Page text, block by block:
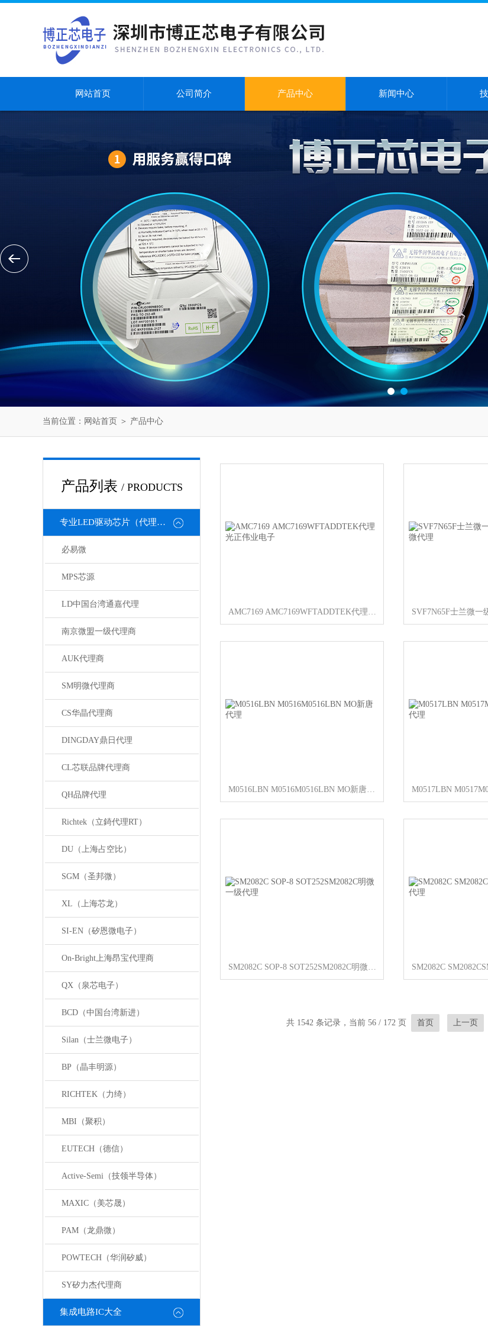
网站首页 公司简介 产品中心 新闻中心
当前位置： 网站首页 ＞ 产品中心
产品列表 / PRODUCTS
专业LED驱动芯片（代理或直销）
必易微
MPS芯源
LD中国台湾通嘉代理
南京微盟一级代理商
AUK代理商
SM明微代理商
CS华晶代理商
DINGDAY鼎日代理
CL芯联品牌代理商
QH品牌代理
Richtek（立錡代理RT）
DU（上海占空比）
SGM（圣邦微）
XL（上海芯龙）
SI-EN（矽恩微电子）
On-Bright上海昂宝代理商
QX（泉芯电子）
BCD（中国台湾新进）
Silan（士兰微电子）
BP（晶丰明源）
RICHTEK（力绮）
MBI（聚积）
EUTECH（德信）
Active-Semi（技领半导体）
MAXIC（美芯晟）
PAM（龙鼎微）
POWTECH（华润矽威）
SY矽力杰代理商
集成电路IC大全
AMC7169 AMC7169WFTADDTEK代理 光正伟业电子
M0516LBN M0516M0516LBN MO新唐代理
SM2082C SOP-8 SOT252SM2082C明微一级代理
共 1542 条记录，当前 56 / 172 页 首页 上一页